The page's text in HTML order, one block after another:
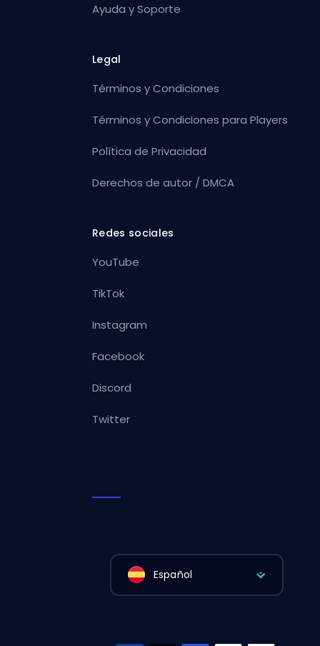
Ayuda y Soporte
Legal
Términos y Condiciones
Términos y Condiciones para Players
Política de Privacidad
Derechos de autor / DMCA
Redes sociales
YouTube
TikTok
Instagram
Facebook
Discord
Twitter
Español